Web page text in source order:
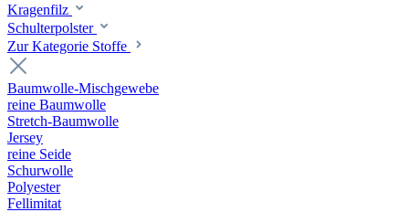
Kragenfilz
Schulterpolster
Zur Kategorie Stoffe
Baumwolle-Mischgewebe
reine Baumwolle
Stretch-Baumwolle
Jersey
reine Seide
Schurwolle
Polyester
Fellimitat